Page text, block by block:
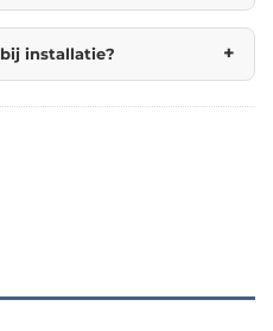
installatie? +